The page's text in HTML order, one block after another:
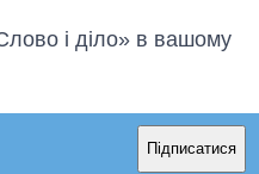
і діло» в вашому
Підписатися